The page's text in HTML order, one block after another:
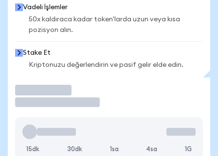
Vadeli İşlemler
50x kaldıraca kadar token'larda uzun veya kısa
pozisyon alın.
Stake Et
Kriptonuzu değerlendirin ve pasif gelir elde edin.
15dk 30dk 1sa 4sa 1G